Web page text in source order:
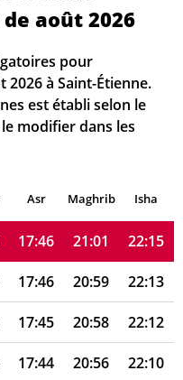
août 2026
pour
à Saint-Étienne.
est établi selon le
modifier dans les
Asr Maghrib Isha
17:49 21:07 22:22
17:48 21:05 22:21
17:47 21:02 22:17
17:46 21:01 22:15
17:46 20:59 22:13
17:45 20:58 22:12
17:44 20:56 22:10